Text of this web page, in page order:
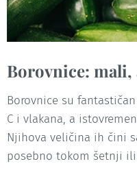
Borovnice:
Borovnice su
C i vlakana, a
Njihova veličina ih čini
posebno tokom šetnji